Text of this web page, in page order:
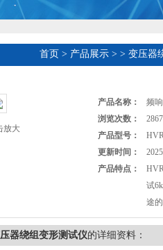
首页 > 产品展示> > 变压器
放大
产品名称：
频
浏览次数：
2867
产品型号：
更新时间：
产品特点：
试
途
器绕组变形测试仪的详细资料：